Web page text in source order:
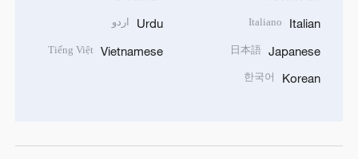
Italian
Italiano
Japanese
日本語
Korean
한국어
Urdu اردو
Vietnamese
Tiếng Việt